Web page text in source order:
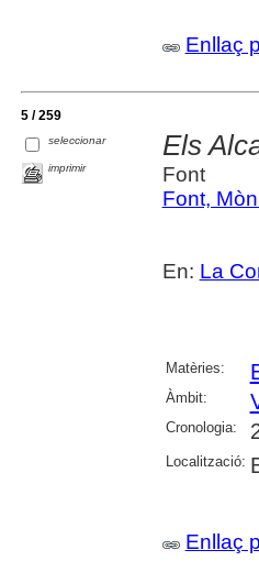
Enllaç
5 / 259
seleccionar
imprimir
Els
Font
Font,
En: La
Matèries:
Àmbit:
Cronologia:
Localització:
Enllaç